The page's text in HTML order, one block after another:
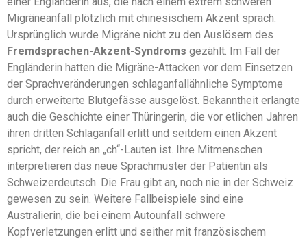
Migräneanfall plötzlich mit chinesischem Akzent sprach.
Ursprünglich wurde Migräne nicht zu den Auslösern des
Fremdsprachen-Akzent-Syndroms gezählt. Im Fall der
Engländerin hatten die Migräne-Attacken vor dem Einsetzen
der Sprachveränderungen schlaganfallähnliche Symptome
durch erweiterte Blutgefässe ausgelöst. Bekanntheit erlangte
auch die Geschichte einer Thüringerin, die vor etlichen Jahren
ihren dritten Schlaganfall erlitt und seitdem einen Akzent
spricht, der reich an „ch“-Lauten ist. Ihre Mitmenschen
interpretieren das neue Sprachmuster der Patientin als
Schweizerdeutsch. Die Frau gibt an, noch nie in der Schweiz
gewesen zu sein. Weitere Fallbeispiele sind eine
Australierin, die bei einem Autounfall schwere
Kopfverletzungen erlitt und seither mit französischem